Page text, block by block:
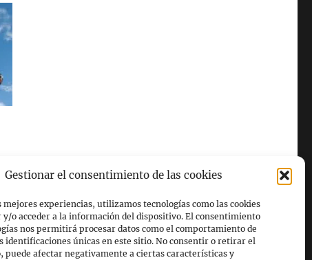
Gestionar el consentimiento de las cookies
mejores experiencias, utilizamos tecnologías como las cookies
y/o acceder a la información del dispositivo. El consentimiento
nos permitirá procesar datos como el comportamiento de
identificaciones únicas en este sitio. No consentir o retirar el
puede afectar negativamente a ciertas características y